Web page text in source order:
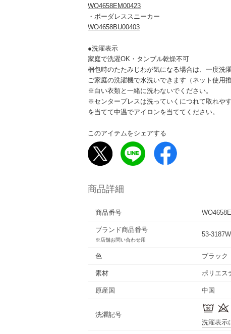
WO4658EM00423
・ボーダレススニーカー
WO4658BU00403
●洗濯表示
家庭で洗濯OK・タンブル乾燥不可
梱包時のたたみじわが気になる場合は、一度洗
ご家庭の洗濯機で水洗いできます（ネット使用推
※白い衣類と一緒に洗わないでください。
※センタープレスは洗っていくにつれて取れや
を当てて中温でアイロンを当ててください。
このアイテムをシェアする
商品詳細
商品番号
ブランド商品番号
※店舗お問い合わせ用
53-
色 ブラック
素材 ポリエス
原産国 中国
洗濯記号
洗濯表示